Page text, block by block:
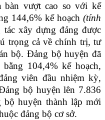
bàn vượt cao so với kế
144,6% kế hoạch (tính
tác xây dựng đảng được
trọng cả về chính trị, tư
bộ. Đảng bộ huyện đã
104,4% kế hoạch,
viên đầu nhiệm kỳ,
bộ huyện lên 7.836
bộ huyện thành lập mới
đảng bộ cơ sở.